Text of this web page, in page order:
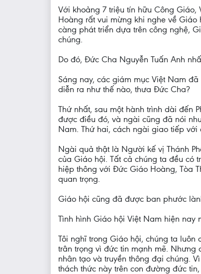
Với khoảng 7 triệu tín hữu Công
Hoàng rất vui mừng khi nghe về
càng phát triển dựa trên công nghệ,
chúng.
Do đó, Đức Cha Nguyễn Tuấn Anh
Sáng nay, các giám mục Việt Nam
diễn ra như thế nào, thưa Đức Cha?
Thứ nhất, sau một hành trình dài đến
được điều đó, và ngài cũng đã nói
Nam. Thứ hai, cách ngài giao tiếp với
Ngài quả thật là Người kế vị Thánh
của Giáo hội. Tất cả chúng ta đều có
hiệp thông với Đức Giáo Hoàng, Tòa
quan trọng.
Giáo hội cũng đã được ban phước
Tình hình Giáo hội Việt Nam hiện nay
Tôi nghĩ trong Giáo hội, chúng ta
trân trọng vì đức tin mạnh mẽ.
nhân tạo và truyền thông đại chúng.
thách thức này trên con đường đức